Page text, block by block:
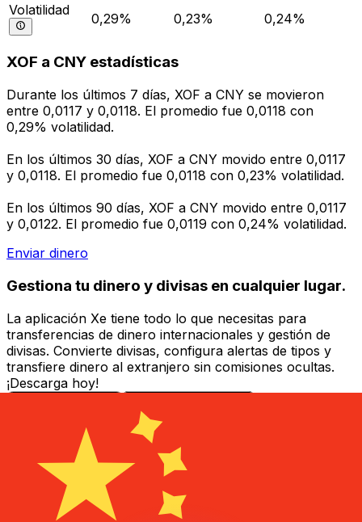
Volatilidad
0,29% 0,23% 0,24%
XOF a CNY estadísticas
Durante los últimos 7 días, XOF a CNY se movieron
entre 0,0117 y 0,0118. El promedio fue 0,0118 con
0,29% volatilidad.
En los últimos 30 días, XOF a CNY movido entre 0,0117
y 0,0118. El promedio fue 0,0118 con 0,23% volatilidad.
En los últimos 90 días, XOF a CNY movido entre 0,0117
y 0,0122. El promedio fue 0,0119 con 0,24% volatilidad.
Enviar dinero
Gestiona tu dinero y divisas en cualquier lugar.
La aplicación Xe tiene todo lo que necesitas para
transferencias de dinero internacionales y gestión de
divisas. Convierte divisas, configura alertas de tipos y
transfiere dinero al extranjero sin comisiones ocultas.
¡Descarga hoy!